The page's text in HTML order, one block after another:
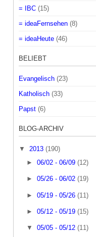
= IBC (15)
= ideaFernsehen (8)
= ideaHeute (46)
BELIEBT
Evangelisch (23)
Katholisch (33)
Papst (6)
BLOG-ARCHIV
▼ 2013 (190)
►06/02 - 06/09(12)
►05/26 - 06/02(19)
►05/19 - 05/26(11)
►05/12 - 05/19(15)
▼05/05 - 05/12(11)